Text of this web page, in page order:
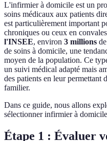
L'infirmier à domicile est un
soins médicaux aux patients
est particulièrement important
chroniques ou ceux en
l'INSEE, environ 3 millions
de soins à domicile, une
moyen de la population. Ce
un suivi médical adapté mais
des patients en leur permettant
familier.
Dans ce guide, nous allons
sélectionner infirmier à
Étape 1 : Évaluer